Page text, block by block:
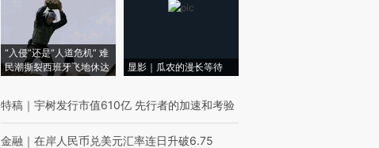
“入侵”还是“人道危机” 难
民潮撕裂西班牙飞地休达
显影｜瓜农的漫长等待
特稿 ｜ 宇树发行市值610亿 先行者的加速和考验
金融 ｜ 在岸人民币兑美元汇率连日升破6.75